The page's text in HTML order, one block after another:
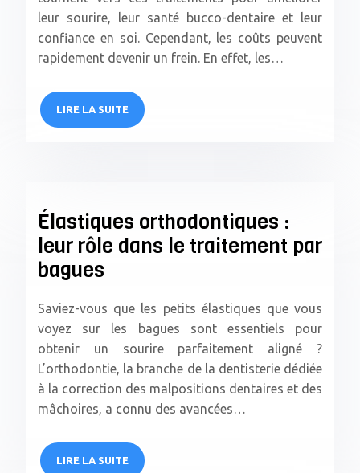
leur sourire, leur santé bucco-dentaire et leur
confiance en soi. Cependant, les coûts peuvent
rapidement devenir un frein. En effet, les…
LIRE LA SUITE
Élastiques orthodontiques :
leur rôle dans le traitement par
bagues
Saviez-vous que les petits élastiques que vous
voyez sur les bagues sont essentiels pour
obtenir un sourire parfaitement aligné ?
L’orthodontie, la branche de la dentisterie dédiée
à la correction des malpositions dentaires et des
mâchoires, a connu des avancées…
LIRE LA SUITE